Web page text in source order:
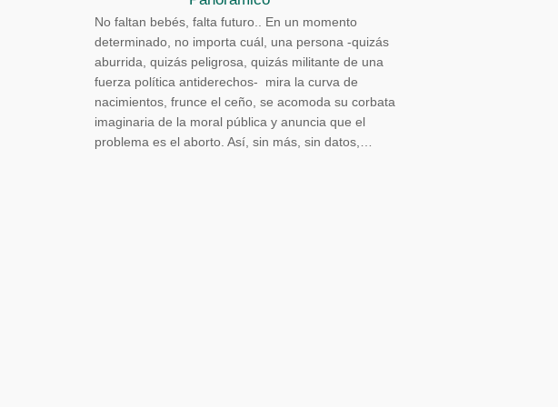
No faltan bebés, falta futuro.. En un momento
determinado, no importa cuál, una persona -quizás
aburrida, quizás peligrosa, quizás militante de una
fuerza política antiderechos- mira la curva de
nacimientos, frunce el ceño, se acomoda su corbata
imaginaria de la moral pública y anuncia que el
problema es el aborto. Así, sin más, sin datos,…